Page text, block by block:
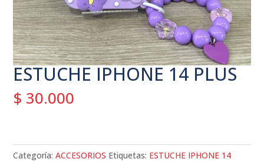
ESTUCHE IPHONE 14 PLUS
$ 30.000
Categoría:ACCESORIOS Etiquetas: ESTUCHE IPHONE 14